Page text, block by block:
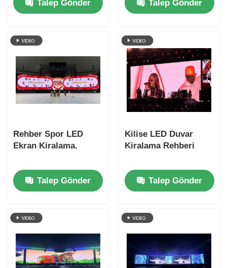
Talep Gönder Talep Gönder
Rehber Spor LED
Ekran Kiralama.
Talep Gönder
Kilise LED Duvar
Kiralama Rehberi
Talep Gönder